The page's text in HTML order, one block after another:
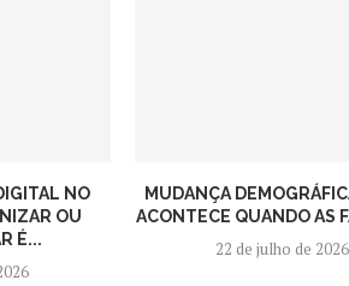
NO
OU
É...
MUDANÇA
ACONTECE QUANDO AS
22 de julho de 2026